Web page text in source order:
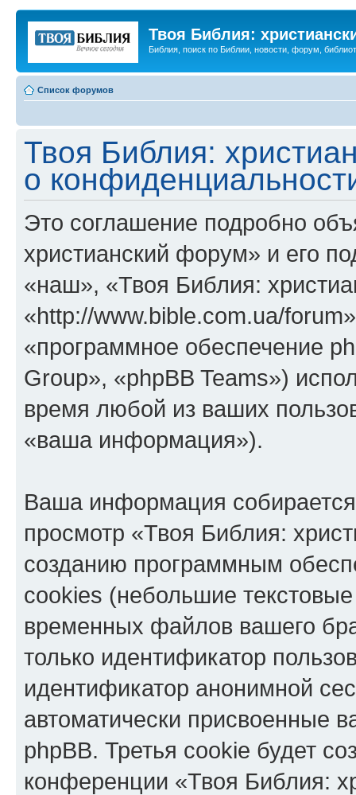
Твоя Библия:
Библия, поиск по Библии, новости, форум,
Список форумов
Твоя Библия:
о
Это соглашение подробно
христианский форум» и его
«наш», «Твоя Библия:
«http://www.bible.com.ua/
«программное обеспечение
Group», «phpBB Teams»)
время любой из ваших
«ваша информация»).
Ваша информация
просмотр «Твоя Библия:
созданию программным
cookies (небольшие
временных файлов вашего
только идентификатор
идентификатор анонимной
автоматически присвоенные
phpBB. Третья cookie будет
конференции «Твоя Библия: